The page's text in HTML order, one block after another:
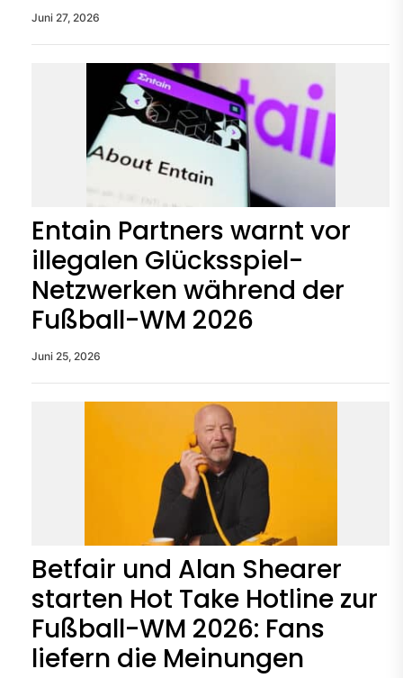
Juni 27, 2026
Entain Partners warnt vor
illegalen Glücksspiel-
Netzwerken während der
Fußball-WM 2026
Juni 25, 2026
Betfair und Alan Shearer
starten Hot Take Hotline zur
Fußball-WM 2026: Fans
liefern die Meinungen